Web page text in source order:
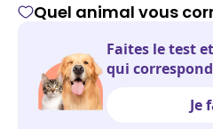
Quel animal vous
Faites le test
qui
Je